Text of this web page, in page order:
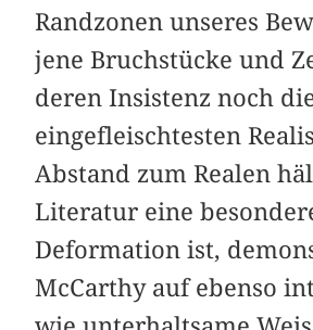
Randzonen unseres
jene Bruchstücke und
deren Insistenz noch
eingefleischtesten
Abstand zum Realen
Literatur eine
Deformation ist,
McCarthy auf ebenso